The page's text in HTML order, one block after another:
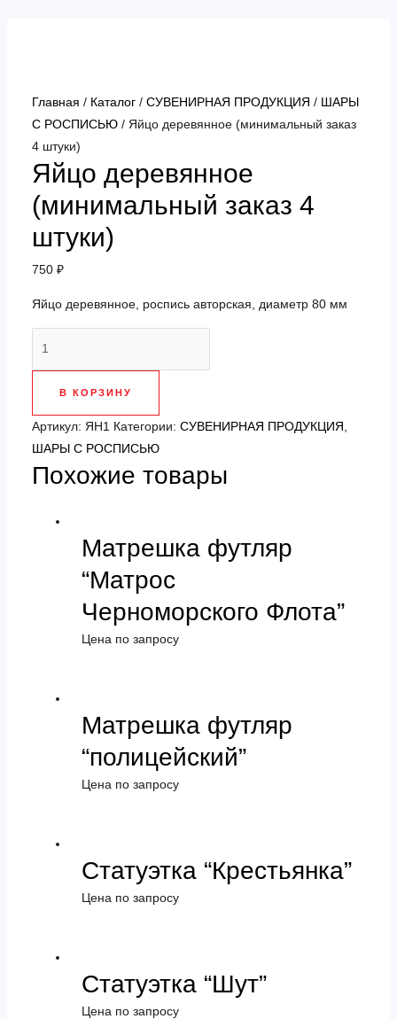
Главная / Каталог/ СУВЕНИРНАЯ ПРОДУКЦИЯ / ШАРЫ
С РОСПИСЬЮ/ Яйцо деревянное (минимальный заказ
4 штуки)
Яйцо деревянное
(минимальный заказ 4
штуки)
750 ₽
Яйцо деревянное, роспись авторская, диаметр 80 мм
(минимальный
заказ
4
В КОРЗИНУ
Артикул: ЯН1 Категории: СУВЕНИРНАЯ ПРОДУКЦИЯ
ШАРЫ С РОСПИСЬЮ
Похожие товары
Матрешка футляр
“Матрос
Черноморского Флота”
Цена по запросу
Матрешка футляр
“полицейский”
Цена по запросу
Статуэтка “Крестьянка”
Цена по запросу
Статуэтка “Шут”
Цена по запросу